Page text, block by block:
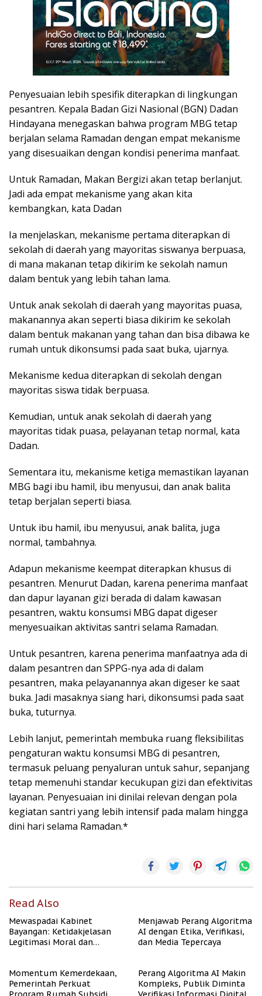
Penyesuaian lebih spesifik diterapkan di lingkungan
pesantren. Kepala Badan Gizi Nasional (BGN) Dadan
Hindayana menegaskan bahwa program MBG tetap
berjalan selama Ramadan dengan empat mekanisme
yang disesuaikan dengan kondisi penerima manfaat.
Untuk Ramadan, Makan Bergizi akan tetap berlanjut.
Jadi ada empat mekanisme yang akan kita
kembangkan, kata Dadan
Ia menjelaskan, mekanisme pertama diterapkan di
sekolah di daerah yang mayoritas siswanya berpuasa,
di mana makanan tetap dikirim ke sekolah namun
dalam bentuk yang lebih tahan lama.
Untuk anak sekolah di daerah yang mayoritas puasa,
makanannya akan seperti biasa dikirim ke sekolah
dalam bentuk makanan yang tahan dan bisa dibawa ke
rumah untuk dikonsumsi pada saat buka, ujarnya.
Mekanisme kedua diterapkan di sekolah dengan
mayoritas siswa tidak berpuasa.
Kemudian, untuk anak sekolah di daerah yang
mayoritas tidak puasa, pelayanan tetap normal, kata
Dadan.
Sementara itu, mekanisme ketiga memastikan layanan
MBG bagi ibu hamil, ibu menyusui, dan anak balita
tetap berjalan seperti biasa.
Untuk ibu hamil, ibu menyusui, anak balita, juga
normal, tambahnya.
Adapun mekanisme keempat diterapkan khusus di
pesantren. Menurut Dadan, karena penerima manfaat
dan dapur layanan gizi berada di dalam kawasan
pesantren, waktu konsumsi MBG dapat digeser
menyesuaikan aktivitas santri selama Ramadan.
Untuk pesantren, karena penerima manfaatnya ada di
dalam pesantren dan SPPG-nya ada di dalam
pesantren, maka pelayanannya akan digeser ke saat
buka. Jadi masaknya siang hari, dikonsumsi pada saat
buka, tuturnya.
Lebih lanjut, pemerintah membuka ruang fleksibilitas
pengaturan waktu konsumsi MBG di pesantren,
termasuk peluang penyaluran untuk sahur, sepanjang
tetap memenuhi standar kecukupan gizi dan efektivitas
layanan. Penyesuaian ini dinilai relevan dengan pola
kegiatan santri yang lebih intensif pada malam hingga
dini hari selama Ramadan.*
Read Also
Mewaspadai Kabinet
Bayangan: Ketidakjelasan
Legitimasi Moral dan
Menjawab Perang Algoritma
AI dengan Etika, Verifikasi,
dan Media Tepercaya
Momentum Kemerdekaan,
Pemerintah Perkuat
Perang Algoritma AI Makin
Kompleks, Publik Diminta